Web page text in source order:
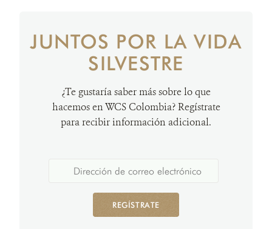
JUNTOS POR LA VIDA
SILVESTRE
¿Te gustaría saber más sobre lo que
hacemos en WCS Colombia? Regístrate
para recibir información adicional.
REGÍSTRATE